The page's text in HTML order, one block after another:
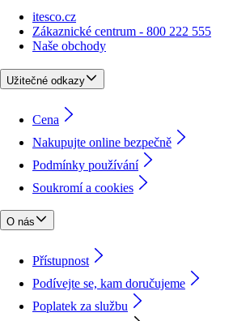
itesco.cz
Zákaznické centrum - 800 222 555
Naše obchody
Užitečné odkazy
Cena
Nakupujte online bezpečně
Podmínky používání
Soukromí a cookies
O nás
Přístupnost
Podívejte se, kam doručujeme
Poplatek za službu